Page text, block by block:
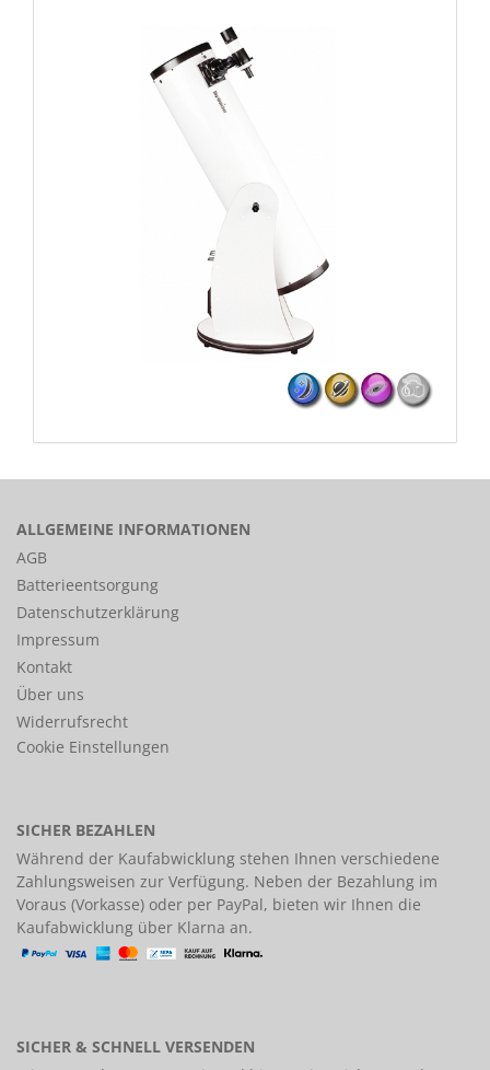
ALLGEMEINE INFORMATIONEN
AGB
Batterieentsorgung
Datenschutzerklärung
Impressum
Kontakt
Über uns
Widerrufsrecht
Cookie Einstellungen
SICHER BEZAHLEN
Während der Kaufabwicklung stehen Ihnen verschiedene
Zahlungsweisen zur Verfügung. Neben der Bezahlung im
Voraus (Vorkasse) oder per PayPal, bieten wir Ihnen die
Kaufabwicklung über Klarna an.
SICHER & SCHNELL VERSENDEN